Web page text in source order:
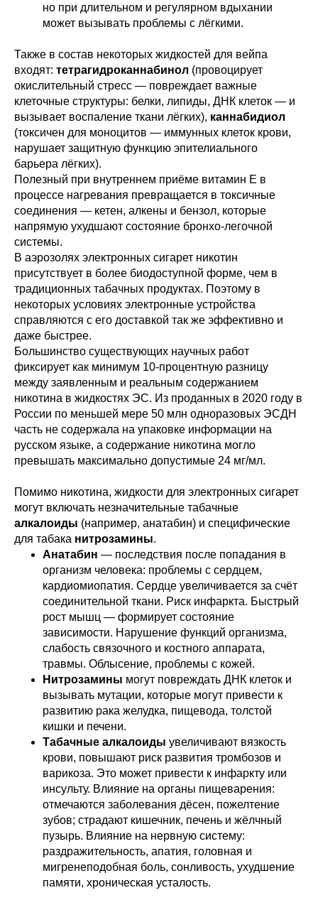
но при длительном и регулярном вдыхании
может вызывать проблемы с лёгкими.
Также в состав некоторых жидкостей для вейпа
входят: тетрагидроканнабинол (провоцирует
окислительный стресс — повреждает важные
клеточные структуры: белки, липиды, ДНК клеток — и
вызывает воспаление ткани лёгких), каннабидиол
(токсичен для моноцитов — иммунных клеток крови,
нарушает защитную функцию эпителиального
барьера лёгких).
Полезный при внутреннем приёме витамин Е в
процессе нагревания превращается в токсичные
соединения — кетен, алкены и бензол, которые
напрямую ухудшают состояние бронхо-легочной
системы.
В аэрозолях электронных сигарет никотин
присутствует в более биодоступной форме, чем в
традиционных табачных продуктах. Поэтому в
некоторых условиях электронные устройства
справляются с его доставкой так же эффективно и
даже быстрее.
Большинство существующих научных работ
фиксирует как минимум 10-процентную разницу
между заявленным и реальным содержанием
никотина в жидкостях ЭС. Из проданных в 2020 году в
России по меньшей мере 50 млн одноразовых ЭСДН
часть не содержала на упаковке информации на
русском языке, а содержание никотина могло
превышать максимально допустимые 24 мг/мл.
Помимо никотина, жидкости для электронных сигарет
могут включать незначительные табачные
алкалоиды (например, анатабин) и специфические
для табака нитрозамины.
Анатабин — последствия после попадания в
организм человека: проблемы с сердцем,
кардиомиопатия. Сердце увеличивается за счёт
соединительной ткани. Риск инфаркта. Быстрый
рост мышц — формирует состояние
зависимости. Нарушение функций организма,
слабость связочного и костного аппарата,
травмы. Облысение, проблемы с кожей.
Нитрозамины могут повреждать ДНК клеток и
вызывать мутации, которые могут привести к
развитию рака желудка, пищевода, толстой
кишки и печени.
Табачные алкалоиды увеличивают вязкость
крови, повышают риск развития тромбозов и
варикоза. Это может привести к инфаркту или
инсульту. Влияние на органы пищеварения:
отмечаются заболевания дёсен, пожелтение
зубов; страдают кишечник, печень и жёлчный
пузырь. Влияние на нервную систему:
раздражительность, апатия, головная и
мигренеподобная боль, сонливость, ухудшение
памяти, хроническая усталость.